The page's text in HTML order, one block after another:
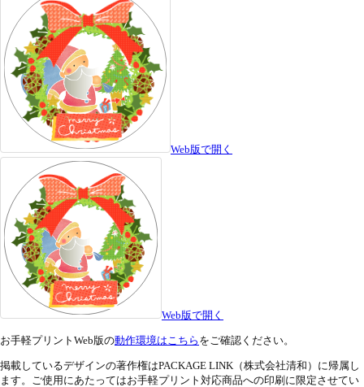
Web版で開く
Web版で開く
お手軽プリントWeb版の動作環境はこちら をご確認ください。
掲載しているデザインの著作権はPACKAGE LINK（株式会社清和）に帰属し
ます。ご使用にあたってはお手軽プリント対応商品への印刷に限定させてい